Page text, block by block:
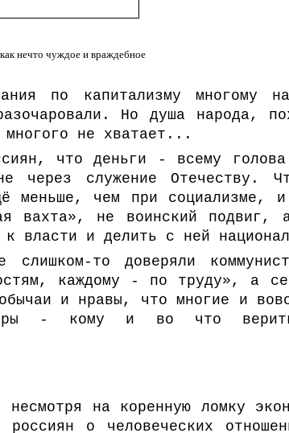
нечто чуждое и враждебное
по капитализму многому
Но душа народа,
не хватает...
что деньги - всему
через служение Отечеству.
меньше, чем при социализме,
вахта», не воинский подвиг,
к власти и делить с ней
то доверяли
каждому - по труду», а
и нравы, что многие и
- кому и во что
на коренную ломку
россиян о человеческих